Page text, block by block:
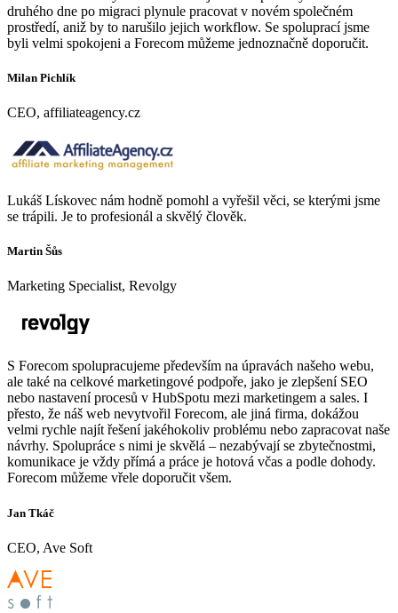
druhého dne po migraci plynule pracovat v novém společném
prostředí, aniž by to narušilo jejich workflow. Se spoluprací jsme
byli velmi spokojeni a Forecom můžeme jednoznačně doporučit.
Milan Pichlík
CEO, affiliateagency.cz
Lukáš Lískovec nám hodně pomohl a vyřešil věci, se kterými jsme
se trápili. Je to profesionál a skvělý člověk.
Martin Šůs
Marketing Specialist, Revolgy
S Forecom spolupracujeme především na úpravách našeho webu,
ale také na celkové marketingové podpoře, jako je zlepšení SEO
nebo nastavení procesů v HubSpotu mezi marketingem a sales. I
přesto, že náš web nevytvořil Forecom, ale jiná firma, dokážou
velmi rychle najít řešení jakéhokoliv problému nebo zapracovat naše
návrhy. Spolupráce s nimi je skvělá – nezabývají se zbytečnostmi,
komunikace je vždy přímá a práce je hotová včas a podle dohody.
Forecom můžeme vřele doporučit všem.
Jan Tkáč
CEO, Ave Soft